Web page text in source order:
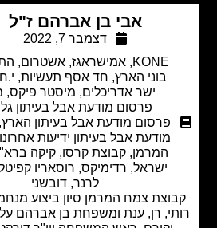
אבי בן אברהם ז"ל
דצמבר 7, 2022
,אמישראגז,אשטרום,התאחדות
בוני הארץ,חד אסף תעשיות ,י.ח. דמרי,
ישר אדריכלים,מיסטר פיקס,מנוח,
פרסום מודעת אבל בעיתון גלובס,
פרסום מודעת אבל בעיתון הארץ,פרסום
מודעת אבל בעיתון ידיעות אחרונות,צמח
קבוצת קרסו,קיקה ברא"ז, קנדה
רדימיקס,רוסאריו קפיטל, שורץ,
לרנר, דובשני
צמח המרמן סיון ביצוע מנחמים את
רן, ענת ומשפחת בן אברהם על פטירת